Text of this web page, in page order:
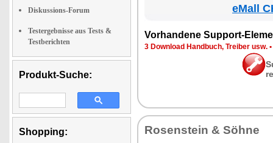
Diskussions-Forum
Testergebnisse aus Tests &
Testberichten
Produkt-Suche:
Shopping:
eMall
Vor­han­de­ne Sup­port-
3 Down­load Hand­buch, Trei­ber usw. •
Ro­sen­stein & Söh­ne